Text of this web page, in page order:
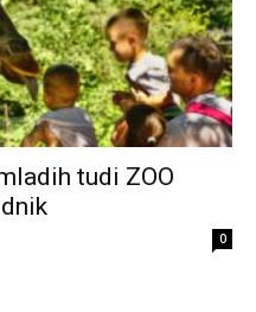
tudi ZOO
0